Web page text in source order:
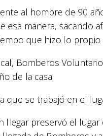
al hombre de 90
esa manera, sacando
que hizo lo propio
Bomberos
de la casa.
que se trabajó en el
llegar preservó el